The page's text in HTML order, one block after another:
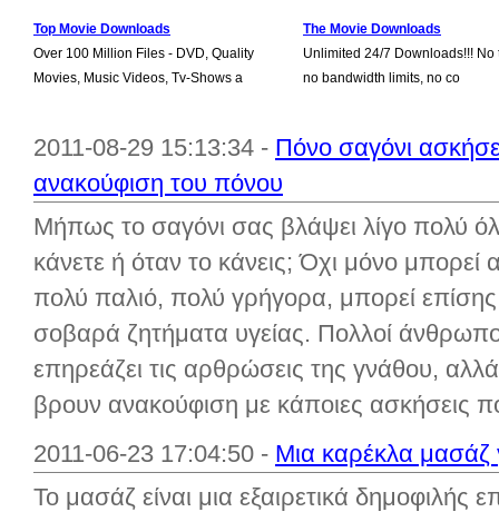
Top Movie Downloads
Over 100 Million Files - DVD, Quality
Movies, Music Videos, Tv-Shows a
The Movie Downloads
Unlimited 24/7 Downloads!!! No
no bandwidth limits, no co
2011-08-29 15:13:34 - Πόνο σαγόνι
ανακούφιση του πόνου
Μήπως το σαγόνι σας βλάψει λίγο πολύ
κάνετε ή όταν το κάνεις; Όχι μόνο μπορεί
πολύ παλιό, πολύ γρήγορα, μπορεί
σοβαρά ζητήματα υγείας. Πολλοί
επηρεάζει τις αρθρώσεις της γνάθου,
βρουν ανακούφιση με κάποιες ασκήσεις
2011-06-23 17:04:50 - Μια καρέκλα μασάζ
Το μασάζ είναι μια εξαιρετικά δημοφιλής